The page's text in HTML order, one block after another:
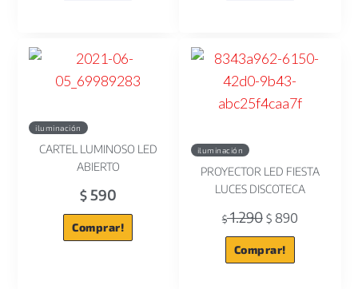
iluminación
CARTEL LUMINOSO LED
ABIERTO
$590
Comprar!
iluminación
PROYECTOR LED FIESTA
LUCES DISCOTECA
$1.290 $890
Comprar!